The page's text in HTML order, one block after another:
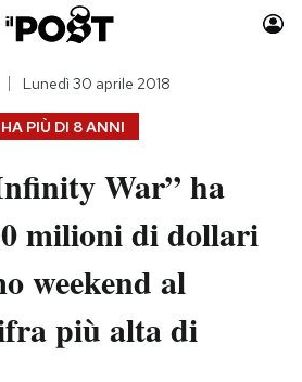
Auto
Moda
Consumismi
Storie/Idee
Media
PIÙ DI 8 ANNI
Lunedì 30 aprile 2018
War” ha
milioni di dollari
weekend al
più alta di